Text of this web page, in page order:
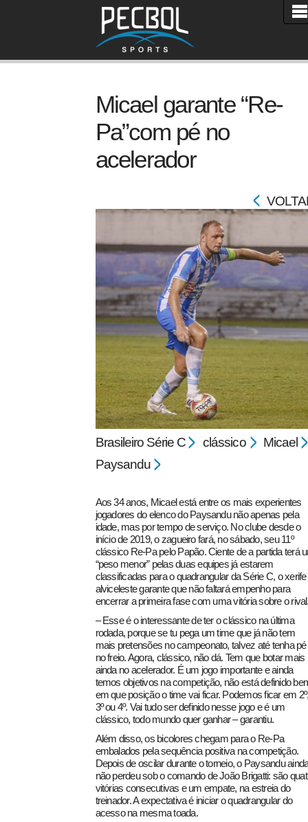
pecbol.com
Micael garante “Re-
Pa”com pé no
acelerador
Brasileiro Série C clássico
Micael
Paysandu
Aos 34 anos, Micael está entre os mais experientes
jogadores do elenco do Paysandu não apenas pela
idade, mas por tempo de serviço. No clube desde o
início de 2019, o zagueiro fará, no sábado, seu 11º
clássico Re-Pa pelo Papão. Ciente de a partida terá
“peso menor” pelas duas equipes já estarem
classificadas para o quadrangular da Série C, o xerife
alviceleste garante que não faltará empenho para
encerrar a primeira fase com uma vitória sobre o
– Esse é o interessante de ter o clássico na última
rodada, porque se tu pega um time que já não tem
mais pretensões no campeonato, talvez até tenha pé
no freio. Agora, clássico, não dá. Tem que botar mais
ainda no acelerador. É um jogo importante e ainda
temos objetivos na competição, não está definido
em que posição o time vai ficar. Podemos ficar em
3º ou 4º. Vai tudo ser definido nesse jogo e é um
clássico, todo mundo quer ganhar – garantiu.
Além disso, os bicolores chegam para o Re-Pa
embalados pela sequência positiva na competição.
Depois de oscilar durante o torneio, o Paysandu
não perdeu sob o comando de João Brigatti: são
vitórias consecutivas e um empate, na estreia do
treinador. A expectativa é iniciar o quadrangular do
acesso na mesma toada.